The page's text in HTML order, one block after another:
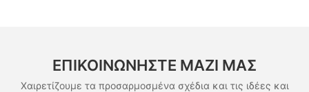
ΕΠΙΚΟΙΝΩΝΉΣΤΕ ΜΑΖΊ ΜΑΣ
Χαιρετίζουμε τα προσαρμοσμένα σχέδια και τις ιδέες και